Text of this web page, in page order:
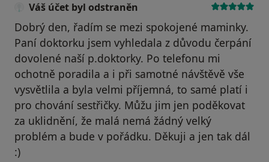
Váš účet byl odstraněn
Dobrý den, řadím se mezi spokojené maminky.
Paní doktorku jsem vyhledala z důvodu čerpání
dovolené naší p.doktorky. Po telefonu mi
ochotně poradila a i při samotné návštěvě vše
vysvětlila a byla velmi příjemná, to samé platí i
pro chování sestřičky. Můžu jim jen poděkovat
za uklidnění, že malá nemá žádný velký
problém a bude v pořádku. Děkuji a jen tak dál
:)